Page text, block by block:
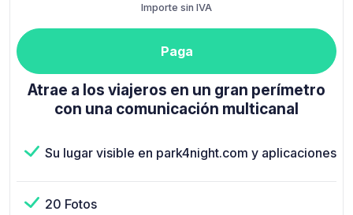
Importe sin IVA
Paga
Atrae a los viajeros en un gran perímetro
con una comunicación multicanal
Su lugar visible en park4night.com y aplicaciones
20 Fotos